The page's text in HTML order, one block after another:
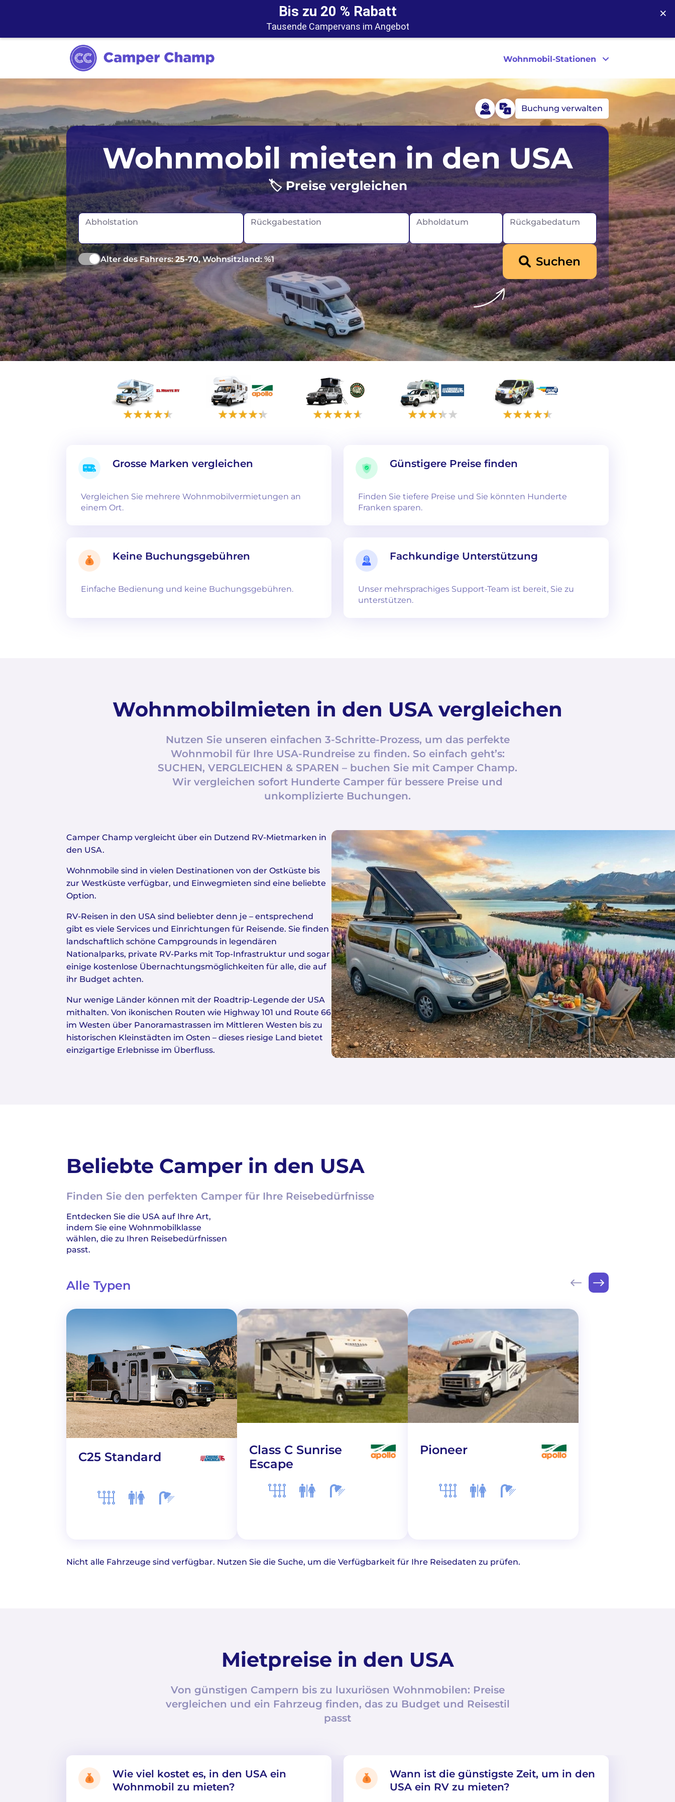
Bis zu 20 % Rabatt
Tausende Campervans im Angebot
×
Wohnmobil-Stationen
Adelaide
Alice Springs
Brisbane
Broome
Cairns
Gold Coast
Hobart
Launceston
Melbourne
Sydney
Tasmanien
Christchurch
Queenstown
Wellington
Deutschland
Island
Irland
Norwegen
Vereinigtes Königreich
USA
Buchung verwalten
Wohnmobil mieten in den USA
🏷️ Preise vergleichen
Abholstation Rückgabestation Abholdatum Rückgabedatum
Alter des Fahrers:25-70, Wohnsitzland: %1 Suchen
Grosse Marken vergleichen
Vergleichen Sie mehrere Wohnmobilvermietungen an
einem Ort.
Günstigere Preise finden
Finden Sie tiefere Preise und Sie könnten Hunderte
Franken sparen.
Keine Buchungsgebühren
Einfache Bedienung und keine Buchungsgebühren.
Fachkundige Unterstützung
Unser mehrsprachiges Support-Team ist bereit, Sie zu
unterstützen.
Wohnmobilmieten in den USA vergleichen
Nutzen Sie unseren einfachen 3-Schritte-Prozess, um das perfekte
Wohnmobil für Ihre USA-Rundreise zu finden. So einfach geht’s:
SUCHEN, VERGLEICHEN & SPAREN – buchen Sie mit Camper Champ.
Wir vergleichen sofort Hunderte Camper für bessere Preise und
unkomplizierte Buchungen.
Camper Champ vergleicht über ein Dutzend RV-Mietmarken in
den USA.
Wohnmobile sind in vielen Destinationen von der Ostküste bis
zur Westküste verfügbar, und Einwegmieten sind eine beliebte
Option.
RV-Reisen in den USA sind beliebter denn je – entsprechend
gibt es viele Services und Einrichtungen für Reisende. Sie finden
landschaftlich schöne Campgrounds in legendären
Nationalparks, private RV-Parks mit Top-Infrastruktur und sogar
einige kostenlose Übernachtungsmöglichkeiten für alle, die auf
ihr Budget achten.
Nur wenige Länder können mit der Roadtrip-Legende der USA
mithalten. Von ikonischen Routen wie Highway 101 und Route 66
im Westen über Panoramastrassen im Mittleren Westen bis zu
historischen Kleinstädten im Osten – dieses riesige Land bietet
einzigartige Erlebnisse im Überfluss.
Beliebte Camper in den USA
Finden Sie den perfekten Camper für Ihre Reisebedürfnisse
Entdecken Sie die USA auf Ihre Art,
indem Sie eine Wohnmobilklasse
wählen, die zu Ihren Reisebedürfnissen
passt.
Alle Typen
C25 Standard
Class C Sunrise
Escape
Pioneer
Nicht alle Fahrzeuge sind verfügbar. Nutzen Sie die Suche, um die Verfügbarkeit für Ihre Reisedaten zu prüfen.
Mietpreise in den USA
Von günstigen Campern bis zu luxuriösen Wohnmobilen: Preise
vergleichen und ein Fahrzeug finden, das zu Budget und Reisestil
passt
Wie viel kostet es, in den USA ein
Wohnmobil zu mieten?
Wann ist die günstigste Zeit, um in den
USA ein RV zu mieten?